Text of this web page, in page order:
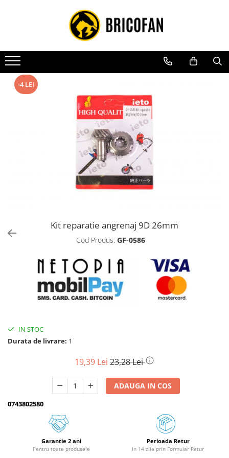
Toate Produsele
Vehicule electrice
Atv
Cu permis
Piese de schimb vehicule electrice
Trotinete electrice
Biciclete, trotinete, triciclete
Triciclete
Motoburghie si accesorii
Motoburghie
Drujbe, fierastraie electrice
Consumabile drujbe, fierastraie
Drujbe electrice
Unelte electrice busteni
Mori cereale si batoze porumb
Batoze - mori desfacat porumb
-4 LEI
Kit reparatie angrenaj 9D 26mm
Cod Produs: GF-0586
IN STOC
Durata de livrare: 1
19,39 Lei 23,28 Lei
ADAUGA IN COS
0743802580
Garantie 2 ani
Pentru toate produsele
Perioada Retur
In 14 zile prin Formular Retur